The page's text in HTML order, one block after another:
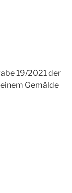
19/2021 der
Gemälde